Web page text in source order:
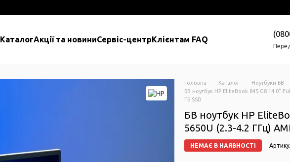
КаталогАкції та новиниСервіс-центрКлієнтам FAQ
Головна Каталог Ноутбуки БВ
БВ ноутбук HP EliteBook 845 G8 14.0"
ГБ SSD
БВ ноутбук HP
5650U (2.3-4.2 ГГц)
НЕМАЄ В НАЯВНОСТІ